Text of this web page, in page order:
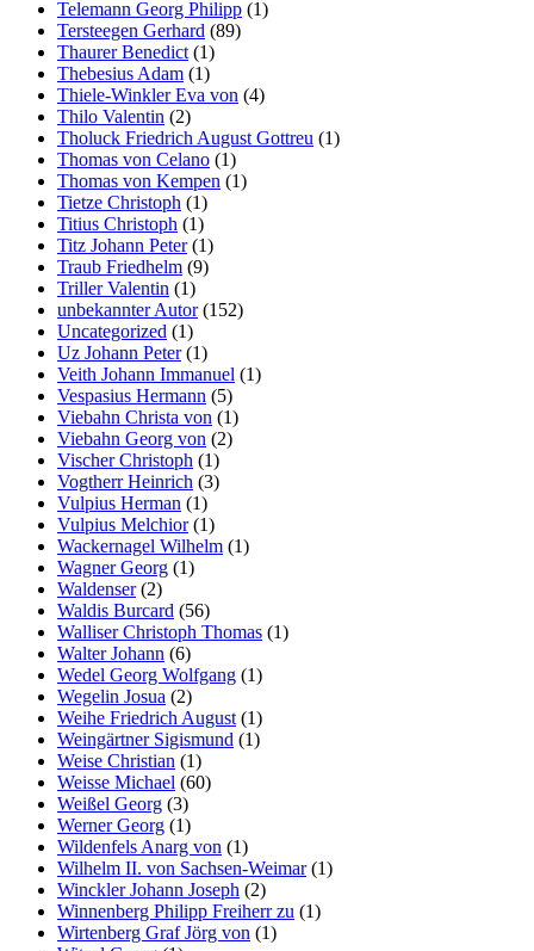
Telemann Georg Philipp (1)
Tersteegen Gerhard (89)
Thaurer Benedict (1)
Thebesius Adam (1)
Thiele-Winkler Eva von (4)
Thilo Valentin (2)
Tholuck Friedrich August Gottreu (1)
Thomas von Celano (1)
Thomas von Kempen (1)
Tietze Christoph (1)
Titius Christoph (1)
Titz Johann Peter(1)
Traub Friedhelm (9)
Triller Valentin (1)
unbekannter Autor(152)
Uncategorized (1)
Uz Johann Peter(1)
Veith Johann Immanuel (1)
Vespasius Hermann (5)
Viebahn Christa von (1)
Viebahn Georg von (2)
Vischer Christoph (1)
Vogtherr Heinrich (3)
Vulpius Herman (1)
Vulpius Melchior(1)
Wackernagel Wilhelm (1)
Wagner Georg (1)
Waldenser(2)
Waldis Burcard (56)
Walliser Christoph Thomas (1)
Walter Johann (6)
Wedel Georg Wolfgang (1)
Wegelin Josua (2)
Weihe Friedrich August (1)
Weingärtner Sigismund (1)
Weise Christian (1)
Weisse Michael (60)
Weißel Georg (3)
Werner Georg (1)
Wildenfels Anarg von (1)
Wilhelm II. von Sachsen-Weimar(1)
Winckler Johann Joseph (2)
Winnenberg Philipp Freiherr zu (1)
Wirtenberg Graf Jörg von (1)